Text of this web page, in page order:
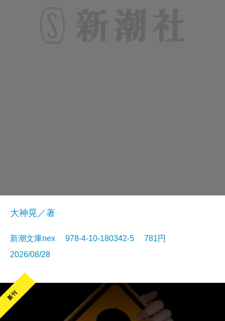
大神晃／著
新潮文庫nex 978-4-10-180342-5 781円
2026/08/28
新刊